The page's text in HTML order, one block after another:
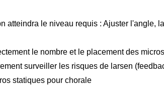
le niveau requis : Ajuster l'angle,
le nombre et le placement des
surveiller les risques de larsen
statiques pour chorale